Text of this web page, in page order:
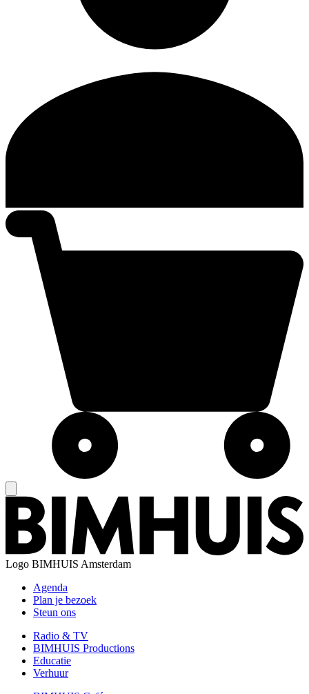
Logo BIMHUIS Amsterdam
Agenda
Plan je bezoek
Steun ons
Radio & TV
BIMHUIS Productions
Educatie
Verhuur